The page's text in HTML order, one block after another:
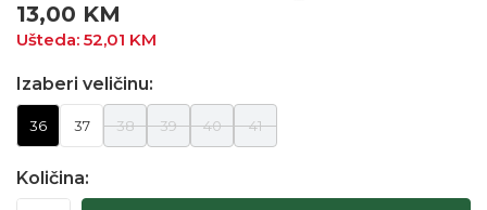
13,00 KM
Ušteda: 52,01 KM
Izaberi veličinu:
36 37 38 39 40 41
Količina: